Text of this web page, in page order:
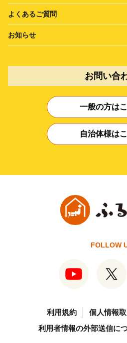
よくあるご質問
お知らせ
お問い合
一般の方は
自治体様は
FOLLOW
利用規約
個人情報
利用者情報の外部送信に